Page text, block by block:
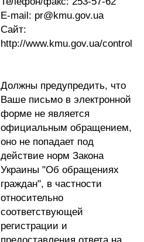
Е-mail: pr@kmu.gov.ua
Сайт:
http://www.kmu.gov.ua/control
Должны предупредить, что
Ваше письмо в электронной
форме не является
официальным обращением,
оно не попадает под
действие норм Закона
Украины "Об обращениях
граждан", в частности
относительно
соответствующей
регистрации и